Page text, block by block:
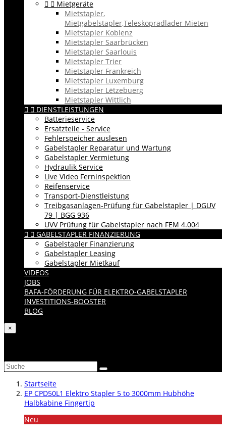
  Mietgeräte
Mietstapler,
Mietgabelstapler,Teleskopradlader Mieten
Mietstapler Koblenz
Mietstapler Saarbrücken
Mietstapler Saarlouis
Mietstapler Trier
Mietstapler Frankreich
Mietstapler Luxemburg
Mietstapler Lëtzebuerg
Mietstapler Wittlich
  DIENSTLEISTUNGEN
Batterieservice
Ersatzteile - Service
Fehlerspeicher auslesen
Gabelstapler Reparatur und Wartung
Gabelstapler Vermietung
Hydraulik Service
Live Video Ferninspektion
Reifenservice
Transport-Dienstleistung
Treibgasanlagen-Prüfung für Gabelstapler | DGUV
79 | BGG 936
UVV Prüfung für Gabelstapler nach FEM 4.004
  GABELSTAPLER FINANZIERUNG
Gabelstapler Finanzierung
Gabelstapler Leasing
Gabelstapler Mietkauf
VIDEOS
JOBS
BAFA-FÖRDERUNG FÜR ELEKTRO-GABELSTAPLER
INVESTITIONS-BOOSTER
BLOG
×
Startseite
EP CPD50L1 Elektro Stapler 5 to 3000mm Hubhöhe
Halbkabine Fingertip
Neu